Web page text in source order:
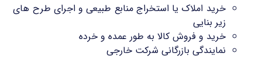
خرید املاک یا استخراج منابع طبیعی و اجرای طرح های
زیر بنایی
خرید و فروش کالا به طور عمده و خرده
نمایندگی بازرگانی شرکت خارجی